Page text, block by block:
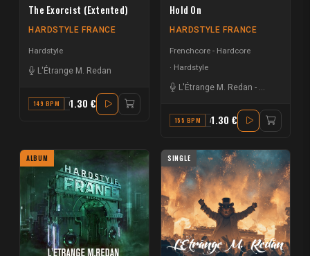
The Exorcist (Extented)
HARDSTYLE FRANCE
Hardstyle
L'Étrange M. Redan
149 BPM G#1.30 €
Hold On
HARDSTYLE FRANCE
Frenchcore - Hardcore
Hardstyle
L'Étrange M. Redan - Matt Garner
155 BPM A1.30 €
ALBUM SINGLE